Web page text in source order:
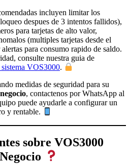
incluyen limitar los
despues de 3 intentos fallidos),
para tarjetas de alto valor,
(multiples tarjetas desde el
para consumo rapido de saldo.
consulte nuestra guia de
VOS3000.
medidas de seguridad para su
, contactenos por WhatsApp al
puede ayudarle a configurar un
y rentable.
sobre VOS3000